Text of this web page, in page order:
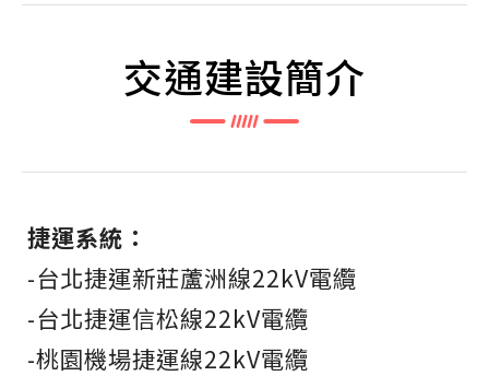
交通建設簡介
捷運系統：
-台北捷運新莊蘆洲線22kV電纜
-台北捷運信松線22kV電纜
-桃園機場捷運線22kV電纜